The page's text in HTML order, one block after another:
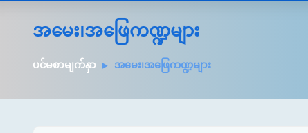
အမေး၊အဖြေကဏ္ဍများ
ပင်မစာမျက်နှာ အမေး၊အဖြေကဏ္ဍများ